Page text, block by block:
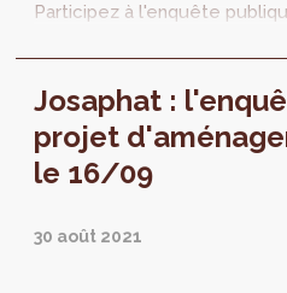
Participez à l'enquête
Regardez également notre
projet.
Josaphat :
projet
le 16/09
30 août 2021